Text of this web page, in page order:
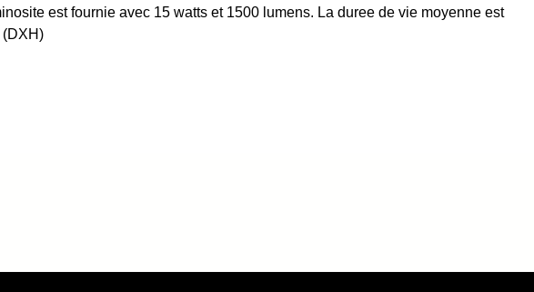
est fournie avec 15 watts et 1500 lumens. La duree de vie moyenne est
(DXH)